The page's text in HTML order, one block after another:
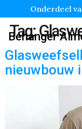
Onderdeel
Behanger
Tag:
nieuwbouw